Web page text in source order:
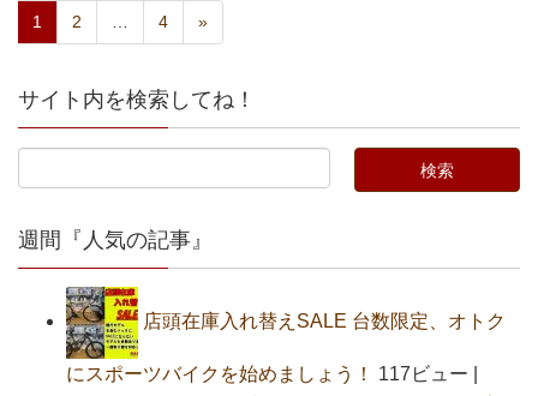
1 2 4 »
サイト内を検索してね！
週間『人気の記事』
店頭在庫入れ替えSALE 台数限定、オトク
にスポーツバイクを始めましょう！ 117ビュー